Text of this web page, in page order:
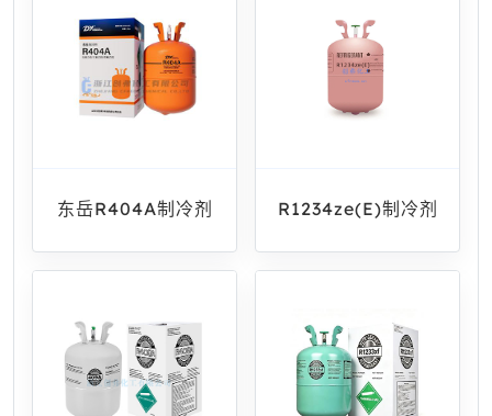
东岳R404A制冷剂 R1234ze(E)制冷剂